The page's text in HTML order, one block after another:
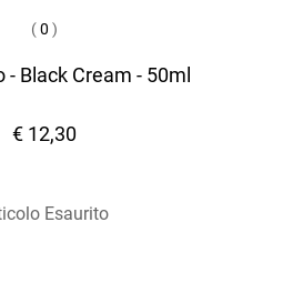
(0 )
Black Cream - 50ml
€ 12,30
Esaurito